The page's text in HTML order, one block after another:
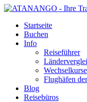
Startseite
Buchen
Info
Reiseführer
Wechselkurse
Flughäfen
Blog
Reisebüros